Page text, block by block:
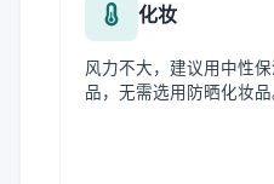
化妆
风力不大，建议用中性
品，无需选用防晒化妆品